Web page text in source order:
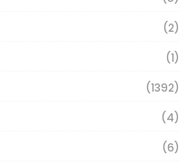
(2)
(1)
(1392)
(4)
(6)